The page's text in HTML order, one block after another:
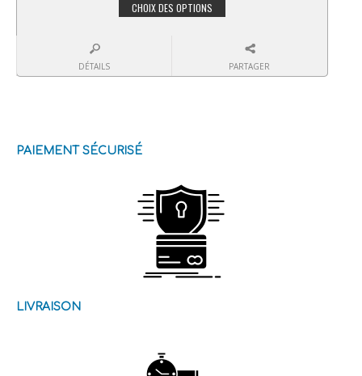
CHOIX DES OPTIONS
DÉTAILS PARTAGER
PAIEMENT SÉCURISÉ
LIVRAISON